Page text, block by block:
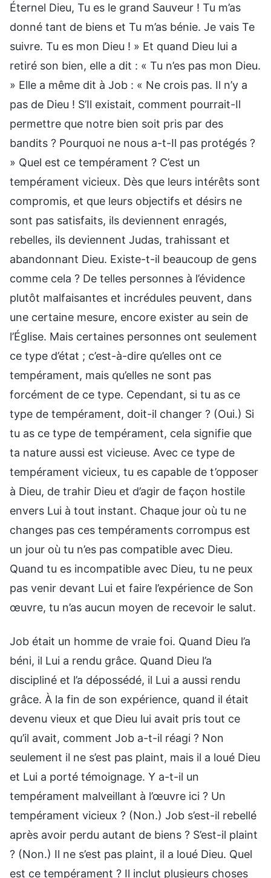
Éternel Dieu, Tu es le grand Sauveur ! Tu m’as
donné tant de biens et Tu m’as bénie. Je vais Te
suivre. Tu es mon Dieu ! » Et quand Dieu lui a
retiré son bien, elle a dit : « Tu n’es pas mon Dieu.
» Elle a même dit à Job : « Ne crois pas. Il n’y a
pas de Dieu ! S’Il existait, comment pourrait-Il
permettre que notre bien soit pris par des
bandits ? Pourquoi ne nous a-t-Il pas protégés ?
» Quel est ce tempérament ? C’est un
tempérament vicieux. Dès que leurs intérêts sont
compromis, et que leurs objectifs et désirs ne
sont pas satisfaits, ils deviennent enragés,
rebelles, ils deviennent Judas, trahissant et
abandonnant Dieu. Existe-t-il beaucoup de gens
comme cela ? De telles personnes à l’évidence
plutôt malfaisantes et incrédules peuvent, dans
une certaine mesure, encore exister au sein de
l’Église. Mais certaines personnes ont seulement
ce type d’état ; c’est-à-dire qu’elles ont ce
tempérament, mais qu’elles ne sont pas
forcément de ce type. Cependant, si tu as ce
type de tempérament, doit-il changer ? (Oui.) Si
tu as ce type de tempérament, cela signifie que
ta nature aussi est vicieuse. Avec ce type de
tempérament vicieux, tu es capable de t’opposer
à Dieu, de trahir Dieu et d’agir de façon hostile
envers Lui à tout instant. Chaque jour où tu ne
changes pas ces tempéraments corrompus est
un jour où tu n’es pas compatible avec Dieu.
Quand tu es incompatible avec Dieu, tu ne peux
pas venir devant Lui et faire l’expérience de Son
œuvre, tu n’as aucun moyen de recevoir le salut.
Job était un homme de vraie foi. Quand Dieu l’a
béni, il Lui a rendu grâce. Quand Dieu l’a
discipliné et l’a dépossédé, il Lui a aussi rendu
grâce. À la fin de son expérience, quand il était
devenu vieux et que Dieu lui avait pris tout ce
qu’il avait, comment Job a-t-il réagi ? Non
seulement il ne s’est pas plaint, mais il a loué Dieu
et Lui a porté témoignage. Y a-t-il un
tempérament malveillant à l’œuvre ici ? Un
tempérament vicieux ? (Non.) Job s’est-il rebellé
après avoir perdu autant de biens ? S’est-il plaint
? (Non.) Il ne s’est pas plaint, il a loué Dieu. Quel
est ce tempérament ? Il inclut plusieurs choses